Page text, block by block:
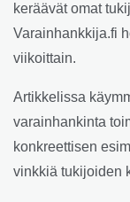
keräävät omat
Varainhankkija.fi
viikoittain.
Artikkelissa
varainhankinta
konkreettisen
vinkkiä tukijoiden